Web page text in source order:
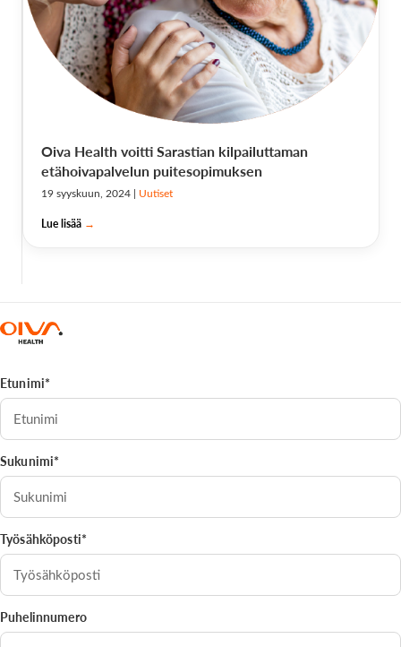
Oiva Health voitti Sarastian kilpailuttaman
etähoivapalvelun puitesopimuksen
19 syyskuun, 2024 | Uutiset
Lue lisää →
Etunimi*
Sukunimi*
Työsähköposti*
Puhelinnumero